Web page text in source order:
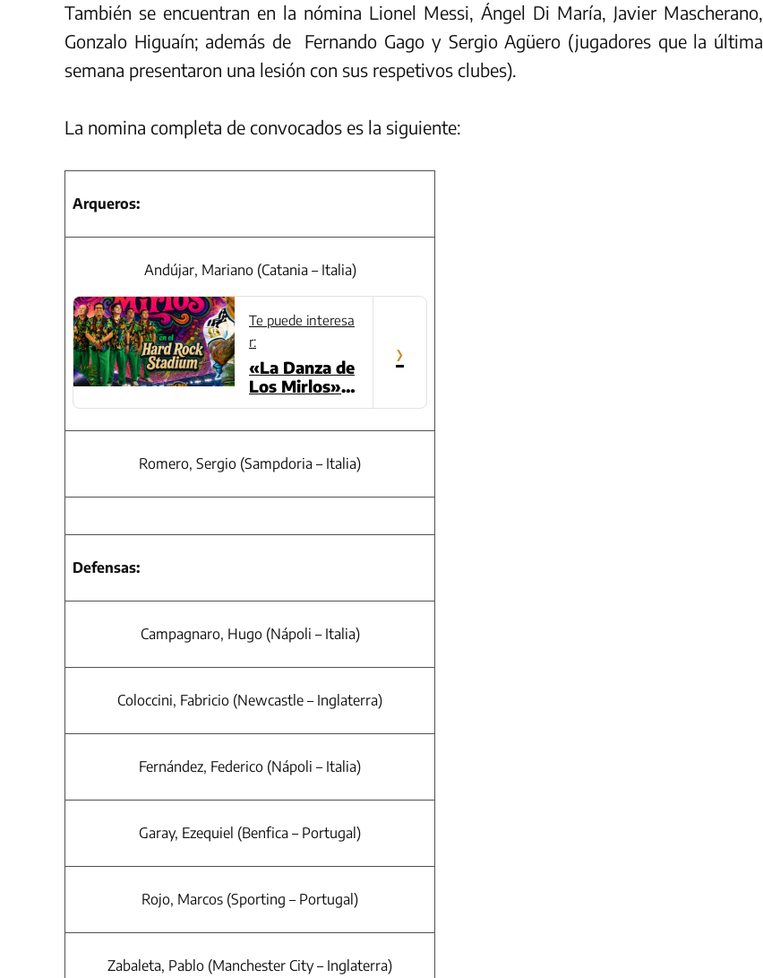
También se encuentran en la nómina Lionel Messi, Ángel Di María, Javier Mascherano,
Gonzalo Higuaín; además de Fernando Gago y Sergio Agüero (jugadores que la última
semana presentaron una lesión con sus respetivos clubes).
La nomina completa de convocados es la siguiente:
Arqueros:
Andújar, Mariano (Catania – Italia)
Te puede interesa
r:
«La Danza de
Los Mirlos» s
onó tras el se
e Cabo Verde
FIFA 2026
›
Romero, Sergio (Sampdoria – Italia)
Defensas:
Campagnaro, Hugo (Nápoli – Italia)
Coloccini, Fabricio (Newcastle – Inglaterra)
Fernández, Federico (Nápoli – Italia)
Garay, Ezequiel (Benfica – Portugal)
Rojo, Marcos (Sporting – Portugal)
Zabaleta, Pablo (Manchester City – Inglaterra)